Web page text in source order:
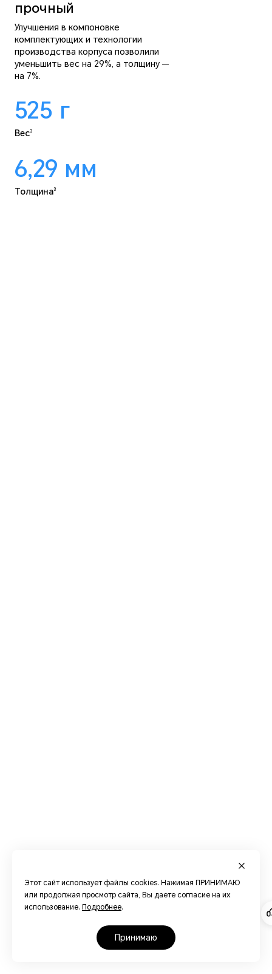
прочный
Улучшения в компоновке
комплектующих и технологии
производства корпуса позволили
уменьшить вес на 29%, а толщину —
на 7%.
525 г
Вес3
6,29 мм
Толщина3
Этот сайт использует файлы cookies. Нажимая ПРИНИМАЮ
или продолжая просмотр сайта, Вы даете согласие на их
использование. Подробнее.
принимаю